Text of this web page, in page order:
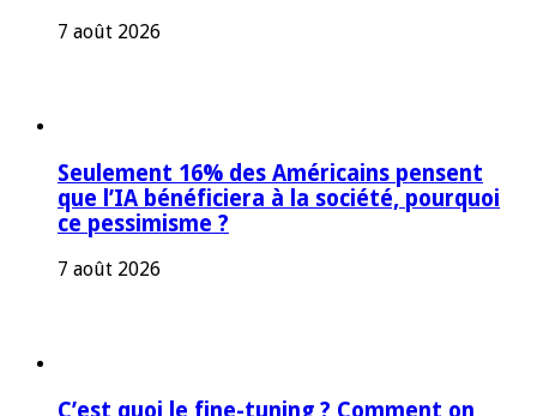
7 août 2026
Seulement 16% des Américains pensent
que l’IA bénéficiera à la société, pourquoi
ce pessimisme ?
7 août 2026
C’est quoi le fine-tuning ? Comment on